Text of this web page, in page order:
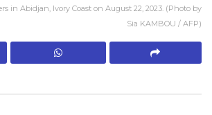
in Abidjan, Ivory Coast on August 22, 2023. (Photo by
Sia KAMBOU / AFP)